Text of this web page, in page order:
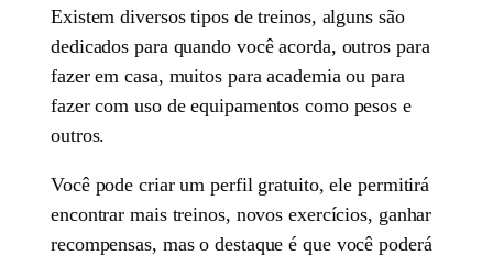
Existem diversos tipos de treinos, alguns são
dedicados para quando você acorda, outros para
fazer em casa, muitos para academia ou para
fazer com uso de equipamentos como pesos e
outros.
Você pode criar um perfil gratuito, ele permitirá
encontrar mais treinos, novos exercícios, ganhar
recompensas, mas o destaque é que você poderá